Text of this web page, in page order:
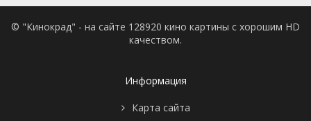
© "Кинокрад" - на сайте 128920 кино картины с хорошим HD
качеством.
Информация
Карта сайта